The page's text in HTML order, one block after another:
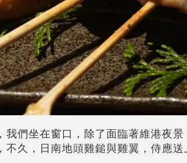
們坐在窗口，除了面臨著維港夜景
久，日南地頭雞鎚與雞翼，侍應送